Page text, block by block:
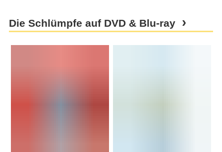
Die Schlümpfe auf DVD & Blu-ray